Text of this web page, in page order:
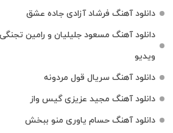
دانلود آهنگ فرشاد آزادی جاده عشق
ویدیو
دانلود آهنگ سریال قول مردونه
دانلود آهنگ مجید عزیزی گیس واز
دانلود آهنگ حسام یاوری منو ببخش